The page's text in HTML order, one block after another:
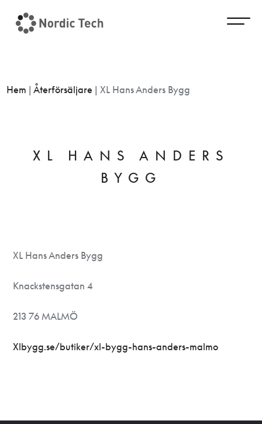
Hem |Återförsäljare |XL Hans Anders Bygg
XL HANS ANDERS
BYGG
XL Hans Anders Bygg
Knackstensgatan 4
213 76 MALMÖ
Xlbygg.se/butiker/xl-bygg-hans-anders-malmo